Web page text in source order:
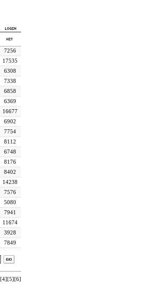
7256
17535
6308
7338
6858
6369
16677
6902
7754
8112
6748
8176
8402
14238
7576
5080
7941
11674
3928
7849
[4] [5] [6]